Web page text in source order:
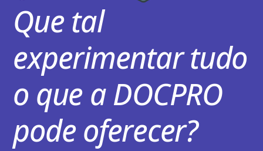
Que tal
experimentar tudo
o que a DOCPRO
pode oferecer?